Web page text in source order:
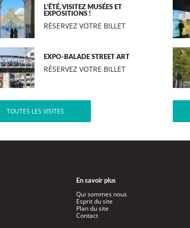
L’ÉTÉ, VISITEZ MUSÉES ET
EXPOSITIONS !
RÉSERVEZ VOTRE BILLET
EXPO-BALADE STREET ART
RÉSERVEZ VOTRE BILLET
TOUTES LES VISITES
En savoir plus
Qui sommes nous
Esprit du site
Plan du site
Contact